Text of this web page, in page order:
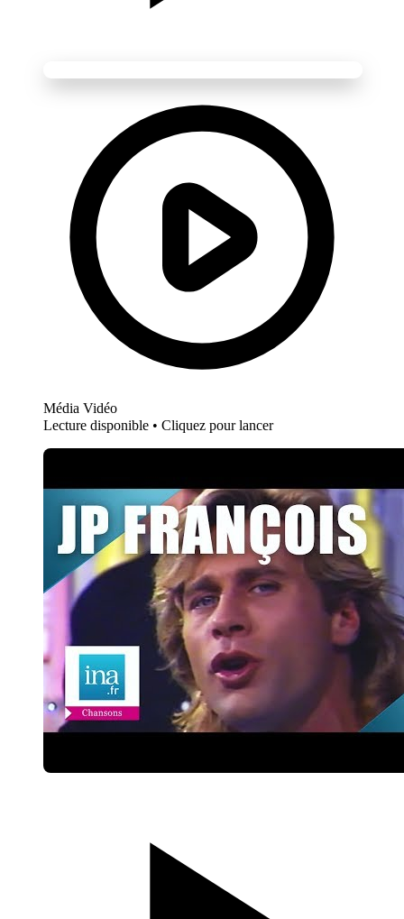
Média Vidéo
Lecture disponible • Cliquez pour lancer